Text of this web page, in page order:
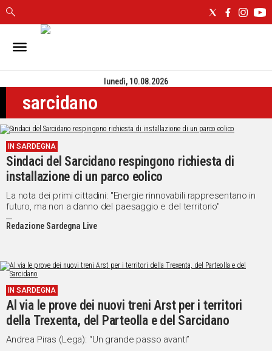
IN
CAGLIARI
SASSARI
NUORO
ORISTANO
SULCIS
GALLURA
OGLIASTRA
MEDIO
CAMPIDANO
POLITICA
IN
ITALIA
NEL
MONDO
SPORT
lunedì, 10.08.2026
sarcidano
IN SARDEGNA
Sindaci del Sarcidano respingono richiesta di
installazione di un parco eolico
La nota dei primi cittadini: "Energie rinnovabili rappresentano in
futuro, ma non a danno del paesaggio e del territorio"
Redazione Sardegna Live
IN SARDEGNA
Al via le prove dei nuovi treni Arst per i territori
della Trexenta, del Parteolla e del Sarcidano
Andrea Piras (Lega): “Un grande passo avanti”